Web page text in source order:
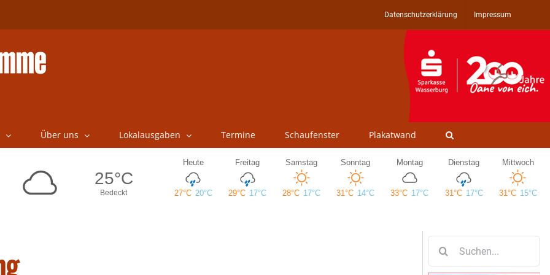
Datenschutzerklärung Impressum
Über uns Lokalausgaben Termine Schaufenster Plakatwand
nach: